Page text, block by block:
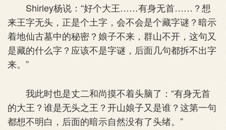
Shirley杨说：“好个大王……有身无首……？想
来王字无头，正是个土字，会不会是个藏字谜？暗示
着地仙古墓中的秘密？娘子不来，群山不开，这句又
是藏的什么字？应该不是字谜，后面几句都拆不出字
来。”
我此时也是丈二和尚摸不着头脑了：“有身无首
的大王？谁是无头之王？开山娘子又是谁？这第一句
都想不明白，后面的暗示自然没有了头绪。”